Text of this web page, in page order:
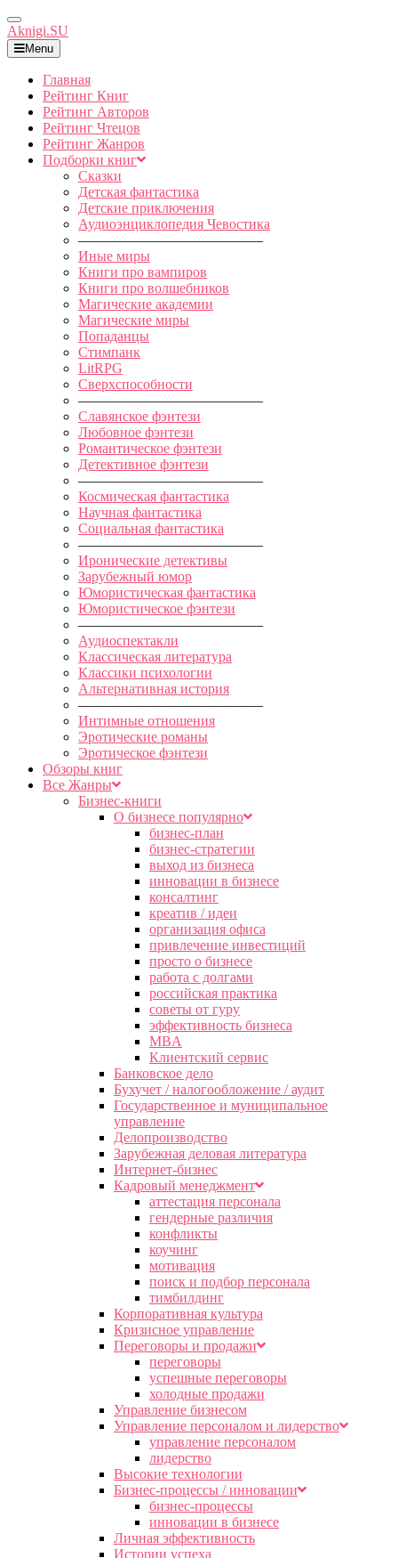
Toggle
Navigation
Aknigi.SU
Menu
Главная
Рейтинг Книг
Рейтинг Авторов
Рейтинг Чтецов
Рейтинг Жанров
Подборки книг
Сказки
Детская фантастика
Детские приключения
Аудиоэнциклопедия Чевостика
—————————————
Иные миры
Книги про вампиров
Книги про волшебников
Магические академии
Магические миры
Попаданцы
Стимпанк
LitRPG
Сверхспособности
—————————————
Славянское фэнтези
Любовное фэнтези
Романтическое фэнтези
Детективное фэнтези
—————————————
Космическая фантастика
Научная фантастика
Социальная фантастика
—————————————
Иронические детективы
Зарубежный юмор
Юмористическая фантастика
Юмористическое фэнтези
—————————————
Аудиоспектакли
Классическая литература
Классики психологии
Альтернативная история
—————————————
Интимные отношения
Эротические романы
Эротическое фэнтези
Обзоры книг
Все Жанры
Бизнес-книги
О бизнесе популярно
бизнес-план
бизнес-стратегии
выход из бизнеса
инновации в бизнесе
консалтинг
креатив / идеи
организация офиса
привлечение инвестиций
просто о бизнесе
работа с долгами
российская практика
советы от гуру
эффективность бизнеса
MBA
Клиентский сервис
Банковское дело
Бухучет / налогообложение / аудит
Государственное и муниципальное
управление
Делопроизводство
Зарубежная деловая литература
Интернет-бизнес
Кадровый менеджмент
аттестация персонала
гендерные различия
конфликты
коучинг
мотивация
поиск и подбор персонала
тимбилдинг
Корпоративная культура
Кризисное управление
Переговоры и продажи
переговоры
успешные переговоры
холодные продажи
Управление бизнесом
Управление персоналом и лидерство
управление персоналом
лидерство
Высокие технологии
Бизнес-процессы / инновации
бизнес-процессы
инновации в бизнесе
Личная эффективность
Истории успеха